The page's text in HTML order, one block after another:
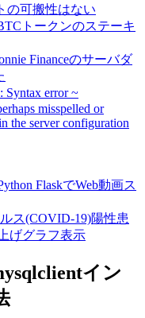
の可搬性はない
トークンのステーキ
Financeのサーバダ
error ~
misspelled or
the server configuration
FlaskでWeb動画ス
ス(COVID-19)陽性患
げグラフ表示
イン